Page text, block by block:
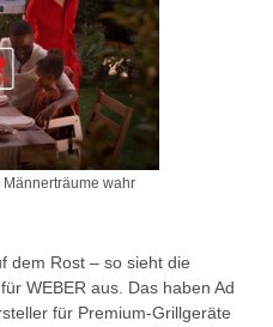
wahr
dem Rost – so sieht die
WEBER aus. Das haben Ad
für Premium-Grillgeräte